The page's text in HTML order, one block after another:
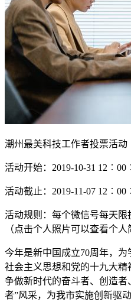
潮州最美科技工作者投票活动
活动开始：2019-10-31
活动截止：2019-11-07
活动规则：每个微信号每天限
（点击个人照片可以查看个人
今年是新中国成立70周年，
社会主义思想和党的十九大
争做新时代的奋斗者、创造
者”风采，为我市实施创新驱